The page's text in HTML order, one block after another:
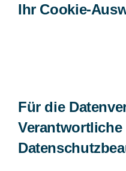
Ihr Cookie-
Für die